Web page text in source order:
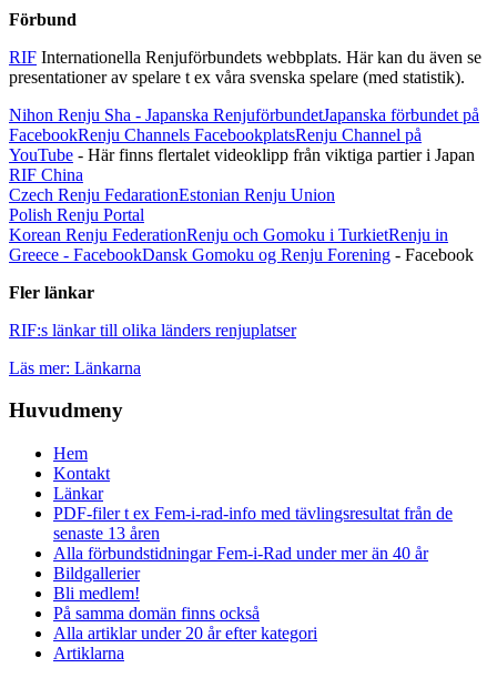
Förbund
RIF Internationella Renjuförbundets webbplats. Här kan du även se
presentationer av spelare t ex våra svenska spelare (med statistik).
Nihon Renju Sha - Japanska RenjuförbundetJapanska förbundet på
FacebookRenju Channels FacebookplatsRenju Channel på
YouTube - Här finns flertalet videoklipp från viktiga partier i Japan
RIF China
Czech Renju FedarationEstonian Renju Union
Polish Renju Portal
Korean Renju FederationRenju och Gomoku i TurkietRenju in
Greece - FacebookDansk Gomoku og Renju Forening - Facebook
Fler länkar
RIF:s länkar till olika länders renjuplatser
Läs mer: Länkarna
Huvudmeny
Hem
Kontakt
Länkar
PDF-filer t ex Fem-i-rad-info med tävlingsresultat från de
senaste 13 åren
Alla förbundstidningar Fem-i-Rad under mer än 40 år
Bildgallerier
Bli medlem!
På samma domän finns också
Alla artiklar under 20 år efter kategori
Artiklarna